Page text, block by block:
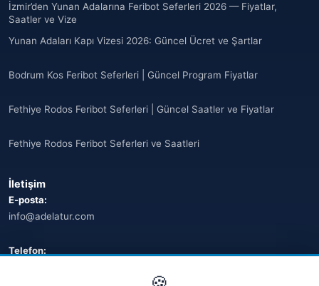
İzmir’den Yunan Adalarına Feribot Seferleri 2026 — Fiyatlar,
Saatler ve Vize
Yunan Adaları Kapı Vizesi 2026: Güncel Ücret ve Şartlar
Bodrum Kos Feribot Seferleri | Güncel Program Fiyatlar
Fethiye Rodos Feribot Seferleri | Güncel Saatler ve Fiyatlar
Fethiye Rodos Feribot Seferleri ve Saatleri
İletişim
E-posta:
info@adelatur.com
Telefon: